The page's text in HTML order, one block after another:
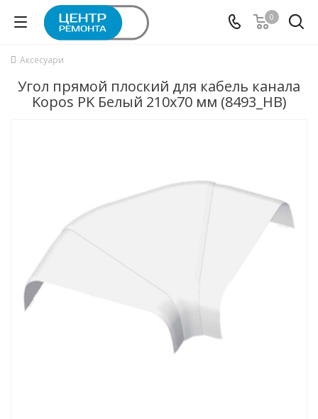
0
Аксесуари
Угол прямой плоский для кабель канала
Kopos PK Белый 210х70 мм (8493_HB)